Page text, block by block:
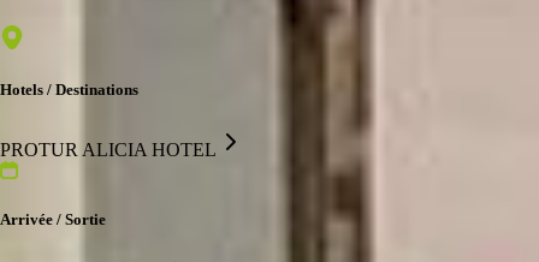
Hotels / Destinations
PROTUR ALICIA HOTEL
Arrivée / Sortie